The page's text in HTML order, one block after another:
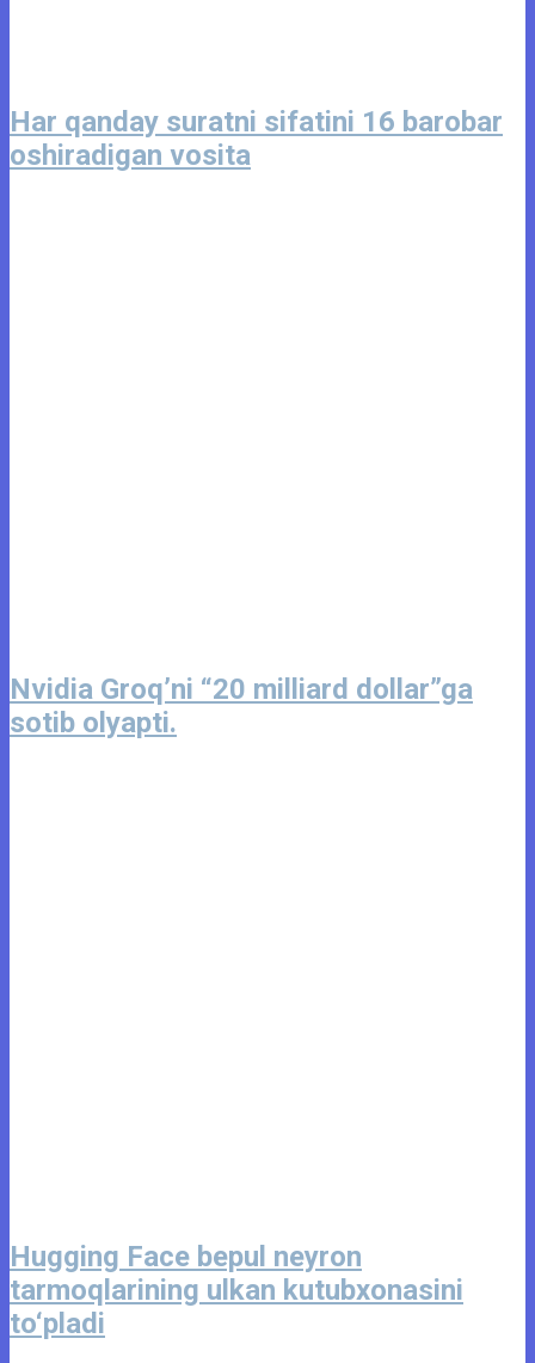
Har qanday suratni sifatini 16 barobar
oshiradigan vosita
Nvidia Groq’ni “20 milliard dollar”ga
sotib olyapti.
Hugging Face bepul neyron
tarmoqlarining ulkan kutubxonasini
to‘pladi